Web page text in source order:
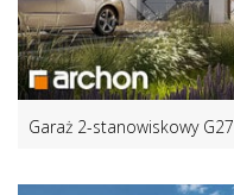
Garaż 2-stanowiskowy G27